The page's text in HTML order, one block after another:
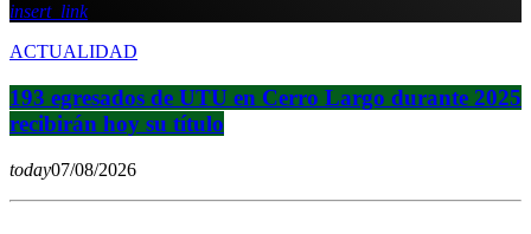
insert_link
ACTUALIDAD
193 egresados de UTU en Cerro Largo durante 2025
recibirán hoy su título
today07/08/2026